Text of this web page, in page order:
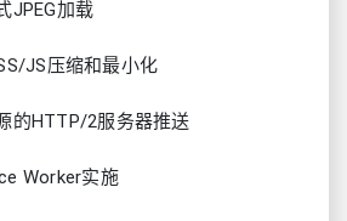
JPEG加载
JS压缩和最小化
的HTTP/2服务器推送
Worker实施